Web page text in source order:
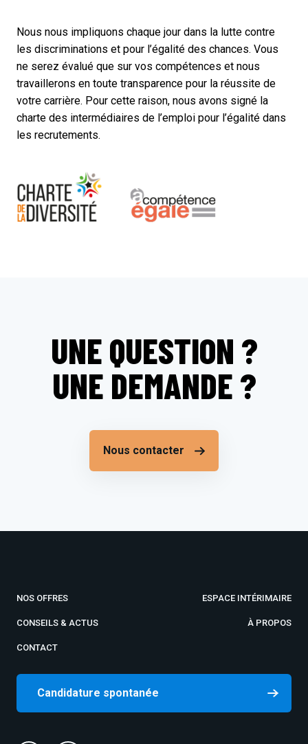
Nous nous impliquons chaque jour dans la lutte contre
les discriminations et pour l’égalité des chances. Vous
ne serez évalué que sur vos compétences et nous
travaillerons en toute transparence pour la réussite de
votre carrière. Pour cette raison, nous avons signé la
charte des intermédiaires de l’emploi pour l’égalité dans
les recrutements.
UNE QUESTION ?
UNE DEMANDE ?
Nous contacter
NOS OFFRES ESPACE INTÉRIMAIRE
CONSEILS & ACTUS À PROPOS
CONTACT
Candidature spontanée